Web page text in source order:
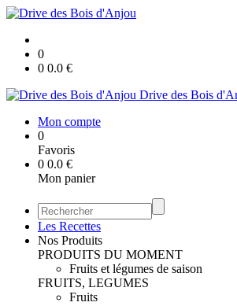
0
0 0.0 €
Drive des Bois
Mon compte
0
Favoris
0 0.0 €
Mon panier
Les Recettes
Nos Produits
PRODUITS DU MOMENT
Fruits et légumes de saison
FRUITS, LEGUMES
Fruits